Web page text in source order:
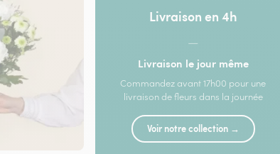
Livraison en 4h
—
Livraison le jour même
Commandez avant 17h00 pour une
livraison de fleurs dans la journée
Voir notre collection →